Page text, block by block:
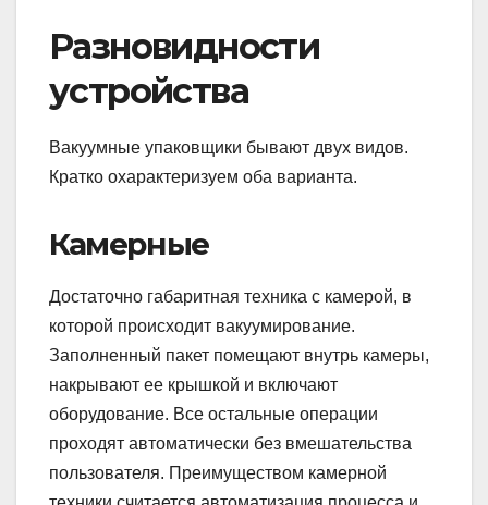
Разновидности
устройства
Вакуумные упаковщики бывают двух видов.
Кратко охарактеризуем оба варианта.
Камерные
Достаточно габаритная техника с камерой, в
которой происходит вакуумирование.
Заполненный пакет помещают внутрь камеры,
накрывают ее крышкой и включают
оборудование. Все остальные операции
проходят автоматически без вмешательства
пользователя. Преимуществом камерной